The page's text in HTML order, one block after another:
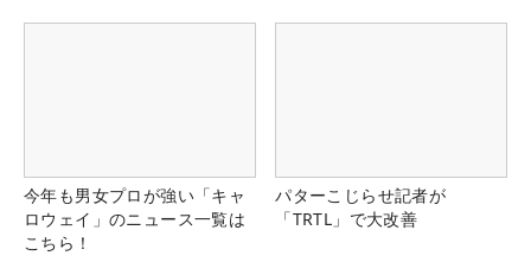
今年も男女プロが強い「キャ
ロウェイ」のニュース一覧は
こちら！
パターこじらせ記者が
「TRTL」で大改善